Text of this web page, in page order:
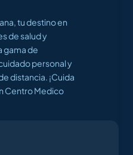
tu destino en
de salud y
gama de
personal y
distancia. ¡Cuida
Centro Medico